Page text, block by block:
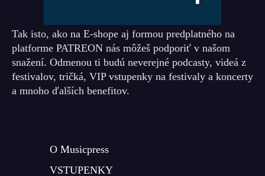
Tak isto, ako na E-shope aj formou predplatného na
platforme PATREON nás môžeš podporiť v našom
snažení. Odmenou ti budú neverejné podcasty, videá z
festivalov, tričká, VIP vstupenky na festivaly a koncerty
a mnoho ďalších benefitov.
O Musicpress
VSTUPENKY